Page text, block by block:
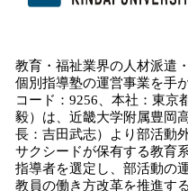
込
で
す
教育・福祉業界の人材派遣
個別指導塾の運営事業を手
コード：9256、本社：東京
毅）は、近畿大学附属豊岡
長：吉田武志）より部活動
サクシードが保有する教育
指導者を選定し、部活動の
教員の働き方改革を推進す